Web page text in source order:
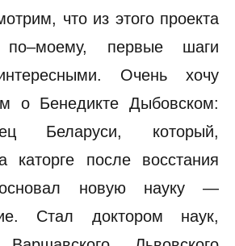
что из этого проекта
первые шаги
Очень хочу
о Бенедикте Дыбовском:
Беларуси, который,
каторге после восстания
новую науку —
Стал доктором наук,